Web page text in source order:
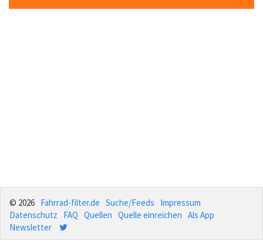
© 2026 Fahrrad-filter.de Suche/Feeds
Impressum
Datenschutz
FAQ Quellen Quelle einreichen Als App
Newsletter